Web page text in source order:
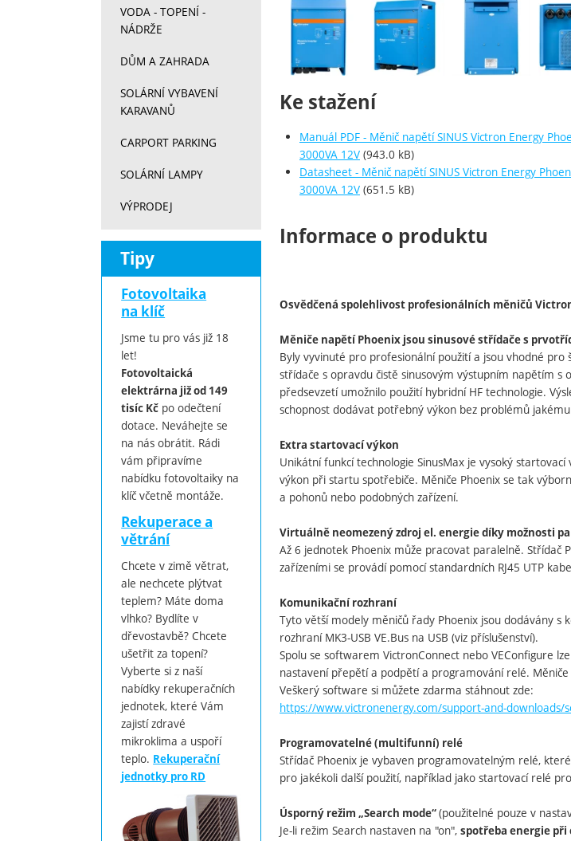
Fotografie
Ke stažení
Manuál PDF - Měnič napětí SINUS Victron Energy
3000VA 12V (943.0 kB)
Datasheet - Měnič napětí SINUS Victron Energy
3000VA 12V (651.5 kB)
Informace o produktu
Osvědčená spolehlivost profesionálních měničů
Měniče napětí Phoenix jsou sinusové střídače s
Byly vyvinuté pro profesionální použití a jsou vhodné
střídače s opravdu čistě sinusovým výstupním napětím
předsevzetí umožnilo použití hybridní HF technologie.
schopnost dodávat potřebný výkon bez problémů
Extra startovací výkon
Unikátní funkcí technologie SinusMax je vysoký
výkon při startu spotřebiče. Měniče Phoenix se tak
a pohonů nebo podobných zařízení.
Virtuálně neomezený zdroj el. energie díky možnosti
Až 6 jednotek Phoenix může pracovat paralelně.
zařízeními se provádí pomocí standardních RJ45 UTP
Komunikační rozhraní
Tyto větší modely měničů řady Phoenix jsou dodávány s
rozhraní MK3-USB VE.Bus na USB (viz příslušenství).
Spolu se softwarem VictronConnect nebo VEConfigure
nastavení přepětí a podpětí a programování relé.
Veškerý software si můžete zdarma stáhnout zde:
https://www.victronenergy.com/support-and-
Programovatelné (multifunní) relé
Střídač Phoenix je vybaven programovatelným relé,
pro jakékoli další použití, například jako startovací relé
Úsporný režim „Search mode“(použitelné pouze v
Je-li režim Search nastaven na "on", spotřeba energie při
VODA - TOPENÍ -
NÁDRŽE
DŮM A ZAHRADA
SOLÁRNÍ VYBAVENÍ
KARAVANŮ
CARPORT PARKING
SOLÁRNÍ LAMPY
VÝPRODEJ
Tipy
Fotovoltaika
na klíč
Jsme tu pro vás již 18
let!
Fotovoltaická
elektrárna již od 149
tisíc Kč po odečtení
dotace. Neváhejte se
na nás obrátit. Rádi
vám připravíme
nabídku fotovoltaiky na
klíč včetně montáže.
Rekuperace a
větrání
Chcete v zimě větrat,
ale nechcete plýtvat
teplem? Máte doma
vlhko? Bydlíte v
dřevostavbě? Chcete
ušetřit za topení?
Vyberte si z naší
nabídky rekuperačních
jednotek, které Vám
zajistí zdravé
mikroklima a uspoří
teplo. Rekuperační
jednotky pro RD